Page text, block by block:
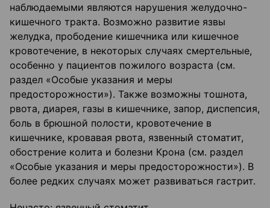
наблюдаемыми являются нарушения желудочно-
кишечного тракта. Возможно развитие язвы
желудка, прободение кишечника или кишечное
кровотечение, в некоторых случаях смертельные,
особенно у пациентов пожилого возраста (см.
раздел «Особые указания и меры
предосторожности»). Также возможны тошнота,
рвота, диарея, газы в кишечнике, запор, диспепсия,
боль в брюшной полости, кровотечение в
кишечнике, кровавая рвота, язвенный стоматит,
обострение колита и болезни Крона (см. раздел
«Особые указания и меры предосторожности»). В
более редких случаях может развиваться гастрит.